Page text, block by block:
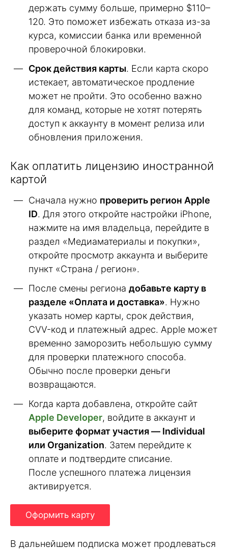
держать сумму больше, примерно $110–
120. Это поможет избежать отказа из-за
курса, комиссии банка или временной
проверочной блокировки.
Срок действия карты. Если карта скоро
истекает, автоматическое продление
может не пройти. Это особенно важно
для команд, которые не хотят потерять
доступ к аккаунту в момент релиза или
обновления приложения.
Как оплатить лицензию иностранной
картой
Сначала нужно проверить регион Apple
ID. Для этого откройте настройки iPhone,
нажмите на имя владельца, перейдите в
раздел «Медиаматериалы и покупки»,
откройте просмотр аккаунта и выберите
пункт «Страна / регион».
После смены региона добавьте карту в
разделе «Оплата и доставка». Нужно
указать номер карты, срок действия,
CVV-код и платежный адрес. Apple может
временно заморозить небольшую сумму
для проверки платежного способа.
Обычно после проверки деньги
возвращаются.
Когда карта добавлена, откройте сайт
Apple Developer, войдите в аккаунт и
выберите формат участия — Individual
или Organization. Затем перейдите к
оплате и подтвердите списание.
После успешного платежа лицензия
активируется.
Оформить карту
В дальнейшем подписка может продлеваться